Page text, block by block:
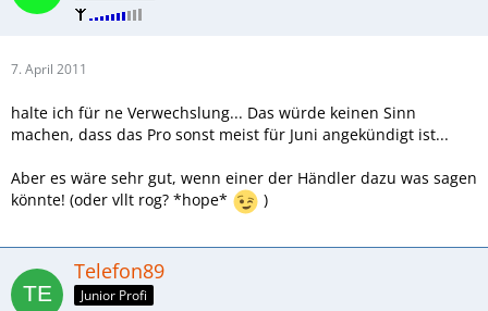
7. April 2011
halte ich für ne Verwechslung... Das würde keinen Sinn
machen, dass das Pro sonst meist für Juni angekündigt ist...
Aber es wäre sehr gut, wenn einer der Händler dazu was sagen
könnte! (oder vllt rog? *hope*
)
Telefon89
Junior Profi